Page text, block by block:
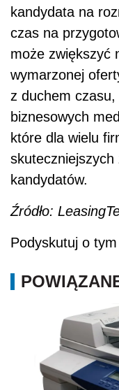
kandydata na
czas na
może zwiększyć
wymarzonej
z duchem
biznesowych
które dla wielu
skuteczniejszych
kandydatów.
Źródło:
Podyskutuj o